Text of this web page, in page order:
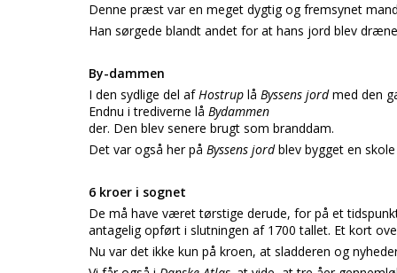
Denne præst var en meget dygtig og fremsynet
Han sørgede blandt andet for at hans jord blev
By-dammen
I den sydlige del afHostrup lå Byssens jordmed den
Endnu i trediverne lå Bydammen
der. Den blev senere brugt som branddam.
Det var også her på Byssens jordblev bygget en
6 kroer i sognet
De må have været tørstige derude, for på et
antagelig opført i slutningen af 1700 tallet. Et kort
Nu var det ikke kun på kroen, at sladderen og